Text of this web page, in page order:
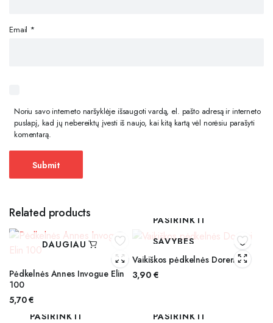
Email *
Noriu savo interneto naršyklėje išsaugoti vardą, el. pašto adresą ir interneto
puslapį, kad jų nebereiktų įvesti iš naujo, kai kitą kartą vėl norėsiu parašyti
komentarą.
Related products
DAUGIAU
Pėdkelnės Annes Invogue Elin
100
5,70€
PASIRINKTI
SAVYBES
Vaikiškos pėdkelnės Doremi
3,90 €
PASIRINKTI
PASIRINKTI